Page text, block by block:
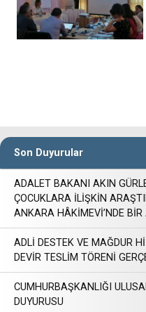
Son Duyurular
ADALET BAKANI AKIN
ÇOCUKLARA İLİŞKİN
ANKARA HÂKİMEVİ’NDE BİR
ADLİ DESTEK VE MAĞDUR
DEVİR TESLİM TÖRENİ
CUMHURBAŞKANLIĞI
DUYURUSU